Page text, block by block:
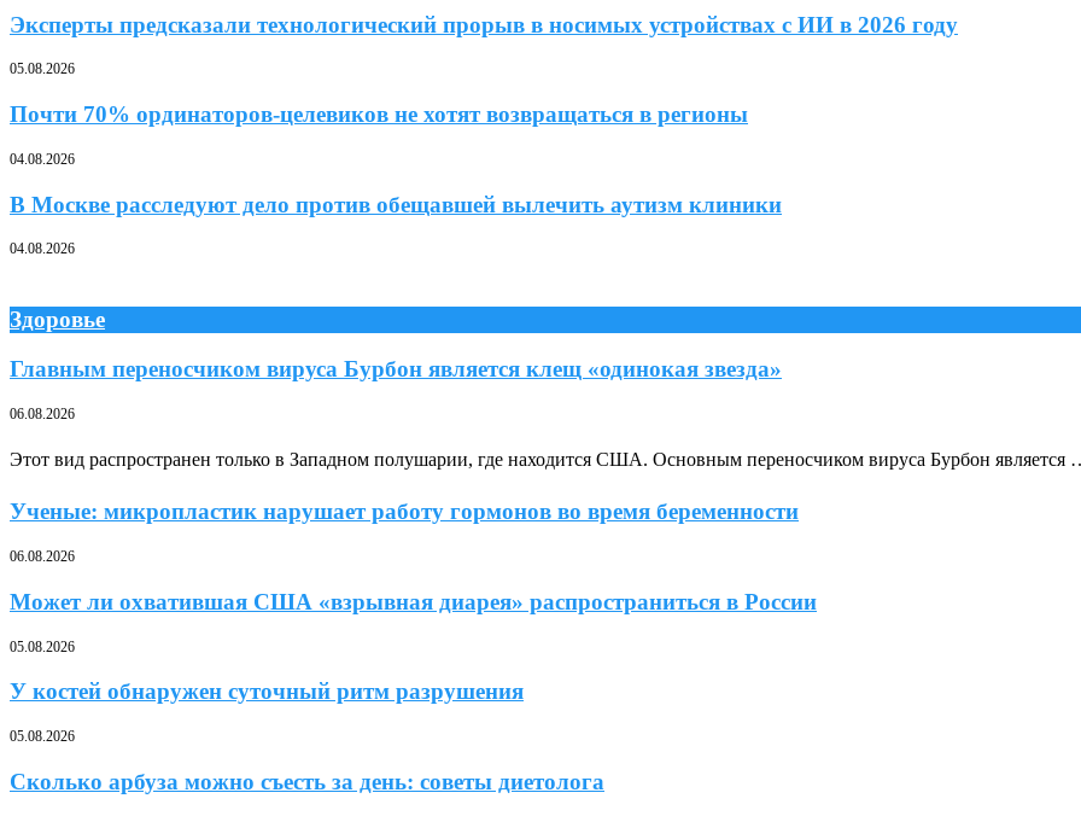
Эксперты предсказали технологический прорыв в носимых устройствах с ИИ в 2026 году
05.08.2026
Почти 70% ординаторов-целевиков не хотят возвращаться в регионы
04.08.2026
В Москве расследуют дело против обещавшей вылечить аутизм клиники
04.08.2026
Здоровье
Главным переносчиком вируса Бурбон является клещ «одинокая звезда»
06.08.2026
Этот вид распространен только в Западном полушарии, где находится США. Основным переносчиком вируса Бурбон является
Ученые: микропластик нарушает работу гормонов во время беременности
06.08.2026
Может ли охватившая США «взрывная диарея» распространиться в России
05.08.2026
У костей обнаружен суточный ритм разрушения
05.08.2026
Сколько арбуза можно съесть за день: советы диетолога